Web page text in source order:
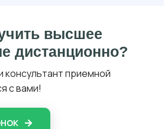
высшее
дистанционно?
консультант приемной
с вами!